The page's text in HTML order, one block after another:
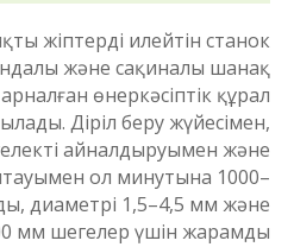
жіптерді илейтін станок
және сақиналы шанақ
өнеркәсіптік құрал
Діріл беру жүйесімен,
айналдыруымен және
ол минутына 1000–
диаметрі 1,5–4,5 мм және
мм шегелер үшін жарамды.